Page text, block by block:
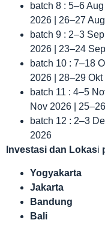
batch 8 : 5–6
2026 | 26–27
batch 9 : 2–3
2026 | 23–24
batch 10 : 7–18
2026 | 28–29 Okt
batch 11 : 4–5
Nov 2026 |
batch 12 : 2–3
2026
Investasi dan Lokasi
Yogyakarta
Jakarta
Bandung
Bali